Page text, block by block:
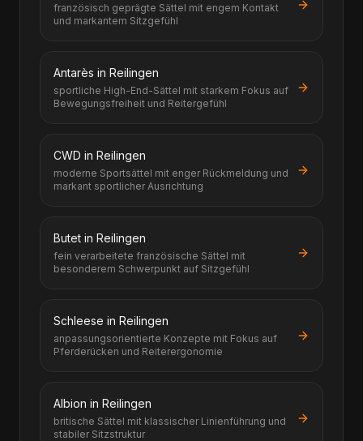
französisch geprägte Sättel mit engem Kontakt
und markantem Sitzgefühl
Antarès in Reilingen
sportliche High-End-Sättel mit starkem Fokus auf
Bewegungsfreiheit und Reitergefühl
CWD in Reilingen
moderne Sportsättel mit enger Rückmeldung und
markant sportlicher Ausrichtung
Butet in Reilingen
fein verarbeitete französische Sättel mit
besonderem Schwerpunkt auf Sitzgefühl
Schleese in Reilingen
anpassungsorientierte Konzepte mit Fokus auf
Pferderücken und Reiterergonomie
Albion in Reilingen
britische Sättel mit klassischer Linienführung und
stabiler Sitzstruktur